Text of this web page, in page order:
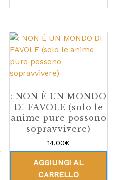
: NON È UN MONDO
DI FAVOLE (solo le
anime pure possono
sopravvivere)
14,00€
AGGIUNGI AL
CARRELLO